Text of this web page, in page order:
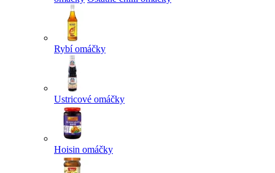
Rybí omáčky
Ustricové omáčky
Hoisin omáčky